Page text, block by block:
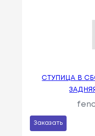
СТУПИЦА В
ЗАДНЯЯ
Заказать